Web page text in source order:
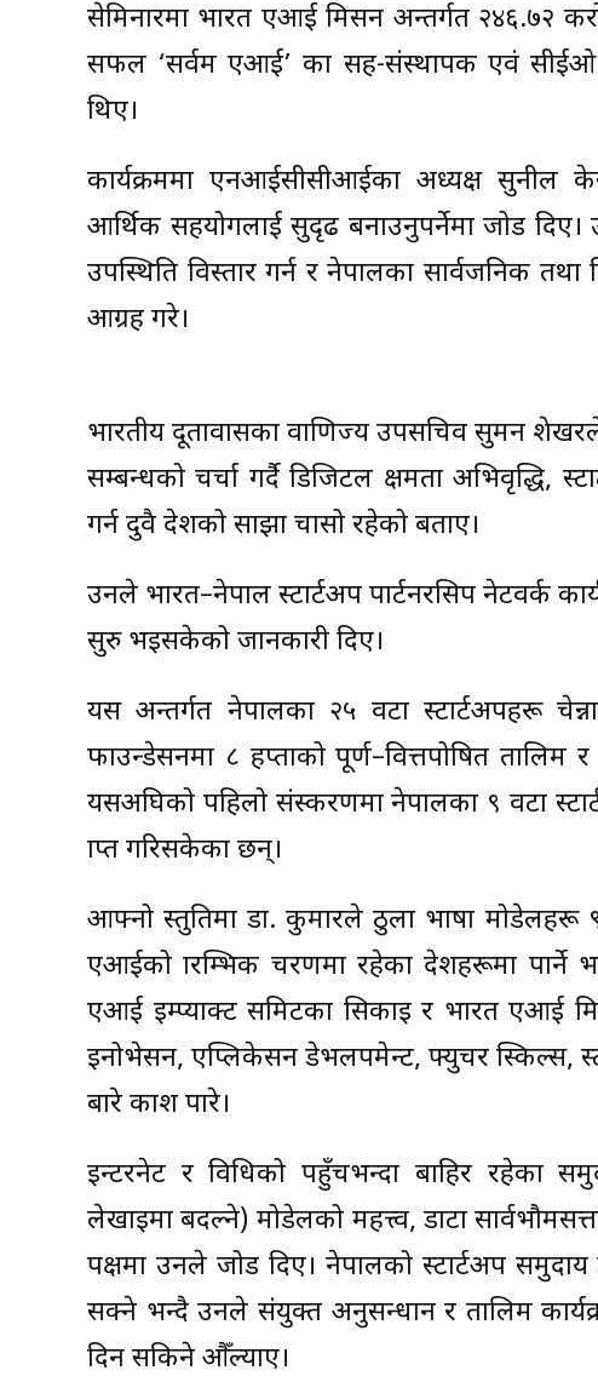
सेमिनारमा भारत एआई मिसन अन्तर्गत २४६.७२
सफल ‘सर्वम एआई’ का सह-संस्थापक एवं सीईओ
थिए।
कार्यक्रममा एनआईसीसीआईका अध्यक्ष सुनील
आर्थिक सहयोगलाई सुदृढ बनाउनुपर्नेमा जोड
उपस्थिति विस्तार गर्न र नेपालका सार्वजनिक तथा
आग्रह गरे।
भारतीय दूतावासका वाणिज्य उपसचिव सुमन
सम्बन्धको चर्चा गर्दै डिजिटल क्षमता अभिवृद्धि,
गर्न दुवै देशको साझा चासो रहेको बताए।
उनले भारत–नेपाल स्टार्टअप पार्टनरसिप नेटवर्क
सुरु भइसकेको जानकारी दिए।
यस अन्तर्गत नेपालका २५ वटा स्टार्टअपहरू
फाउन्डेसनमा ८ हप्ताको पूर्ण–वित्तपोषित तालिम
यसअघिको पहिलो संस्करणमा नेपालका ९ वटा
प्राप्त गरिसकेका छन्।
आफ्नो प्रस्तुतिमा डा. कुमारले ठुला भाषा
एआईको प्रारम्भिक चरणमा रहेका देशहरूमा पार्ने
एआई इम्प्याक्ट समिटका सिकाइ र भारत एआई
इनोभेसन, एप्लिकेसन डेभलपमेन्ट, फ्युचर स्किल्स,
बारे प्रकाश पारे।
इन्टरनेट र प्रविधिको पहुँचभन्दा बाहिर रहेका
लेखाइमा बदल्ने) मोडेलको महत्त्व, डाटा
पक्षमा उनले जोड दिए। नेपालको स्टार्टअप
सक्ने भन्दै उनले संयुक्त अनुसन्धान र तालिम
दिन सकिने औँल्याए।